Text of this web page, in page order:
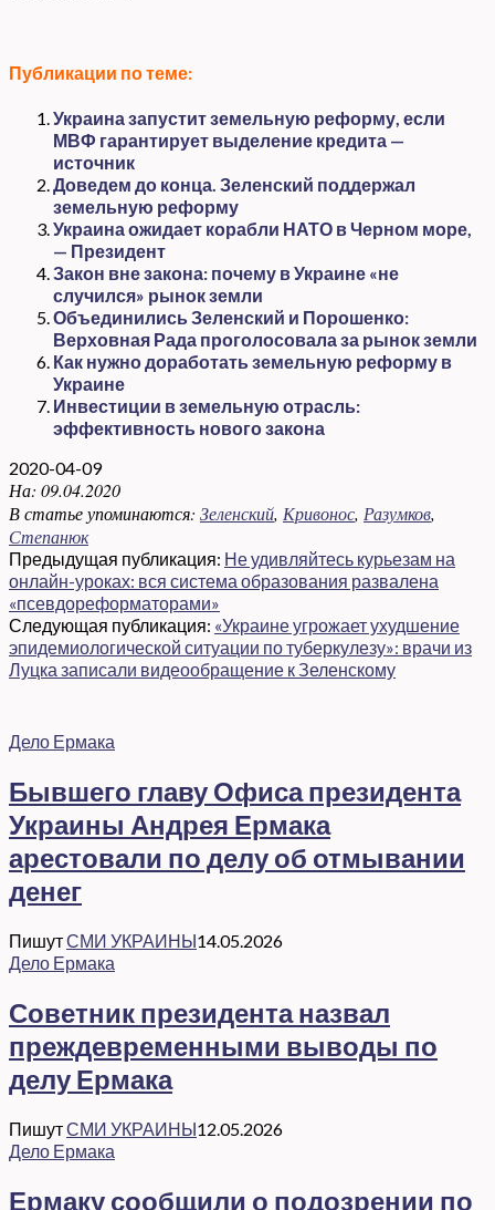
Публикации по теме:
Украина запустит земельную реформу, если
МВФ гарантирует выделение кредита —
источник
Доведем до конца. Зеленский поддержал
земельную реформу
Украина ожидает корабли НАТО в Черном море,
— Президент
Закон вне закона: почему в Украине «не
случился» рынок земли
Объединились Зеленский и Порошенко:
Верховная Рада проголосовала за рынок земли
Как нужно доработать земельную реформу в
Украине
Инвестиции в земельную отрасль:
эффективность нового закона
2020-04-09
На: 09.04.2020
В статье упоминаются: Зеленский, Кривонос, Разумков,
Степанюк
Предыдущая публикация: Не удивляйтесь курьезам на
онлайн-уроках: вся система образования развалена
«псевдореформаторами»
Следующая публикация: «Украине угрожает ухудшение
эпидемиологической ситуации по туберкулезу»: врачи из
Луцка записали видеообращение к Зеленскому
Дело Ермака
Бывшего главу Офиса президента
Украины Андрея Ермака
арестовали по делу об отмывании
денег
ПишутСМИ УКРАИНЫ14.05.2026
Дело Ермака
Советник президента назвал
преждевременными выводы по
делу Ермака
ПишутСМИ УКРАИНЫ12.05.2026
Дело Ермака
Ермаку сообщили о подозрении по